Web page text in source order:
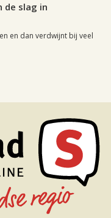
de slag in
en dan verdwijnt bij veel